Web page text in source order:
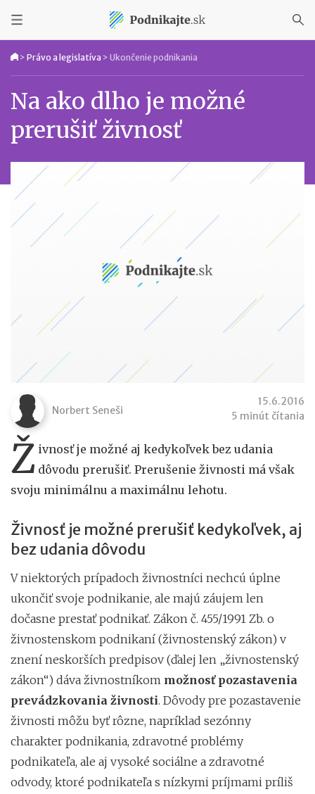
> Právo a legislatíva > Ukončenie podnikania
Na ako dlho je možné
prerušiť živnosť
Norbert Seneši
15.6.2016
5 minút čítania
Ž ivnosť je možné aj kedykoľvek bez udania
dôvodu prerušiť. Prerušenie živnosti má však
svoju minimálnu a maximálnu lehotu.
Živnosť je možné prerušiť kedykoľvek, aj
bez udania dôvodu
V niektorých prípadoch živnostníci nechcú úplne
ukončiť svoje podnikanie, ale majú záujem len
dočasne prestať podnikať. Zákon č. 455/1991 Zb. o
živnostenskom podnikaní (živnostenský zákon) v
znení neskorších predpisov (ďalej len „živnostenský
zákon“) dáva živnostníkom možnosť pozastavenia
prevádzkovania živnosti. Dôvody pre pozastavenie
živnosti môžu byť rôzne, napríklad sezónny
charakter podnikania, zdravotné problémy
podnikateľa, ale aj vysoké sociálne a zdravotné
odvody, ktoré podnikateľa s nízkymi príjmami príliš